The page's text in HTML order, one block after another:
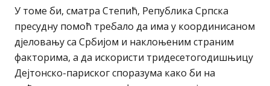
У томе би, сматра Степић, Република Српска
пресудну помоћ требало да има у координисаном
дјеловању са Србијом и наклоњеним страним
факторима, а да искористи тридесетогодишњицу
Дејтонско-париског споразума како би на